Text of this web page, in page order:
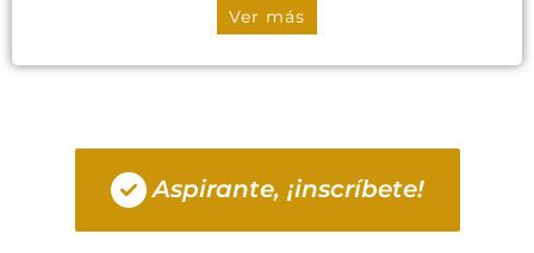
Ver más
Aspirante, ¡inscríbete!